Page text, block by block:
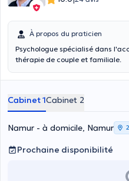
À propos du praticien
Psychologue spécialisé dans
thérapie de couple et familiale.
Cabinet 1Cabinet 2
Namur - à domicile, Namur
Prochaine disponibilité